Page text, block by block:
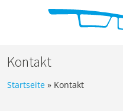
Kontakt
Startseite » Kontakt